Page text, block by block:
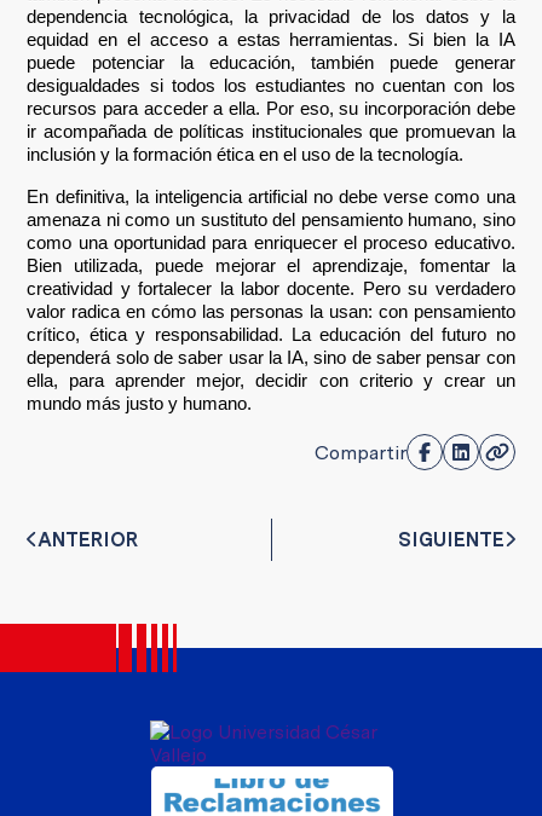
dependencia tecnológica, la privacidad de los datos y la
equidad en el acceso a estas herramientas. Si bien la IA
puede potenciar la educación, también puede generar
desigualdades si todos los estudiantes no cuentan con los
recursos para acceder a ella. Por eso, su incorporación debe
ir acompañada de políticas institucionales que promuevan la
inclusión y la formación ética en el uso de la tecnología.
En definitiva, la inteligencia artificial no debe verse como una
amenaza ni como un sustituto del pensamiento humano, sino
como una oportunidad para enriquecer el proceso educativo.
Bien utilizada, puede mejorar el aprendizaje, fomentar la
creatividad y fortalecer la labor docente. Pero su verdadero
valor radica en cómo las personas la usan: con pensamiento
crítico, ética y responsabilidad. La educación del futuro no
dependerá solo de saber usar la IA, sino de saber pensar con
ella, para aprender mejor, decidir con criterio y crear un
mundo más justo y humano.
Compartir
ANTERIOR SIGUIENTE